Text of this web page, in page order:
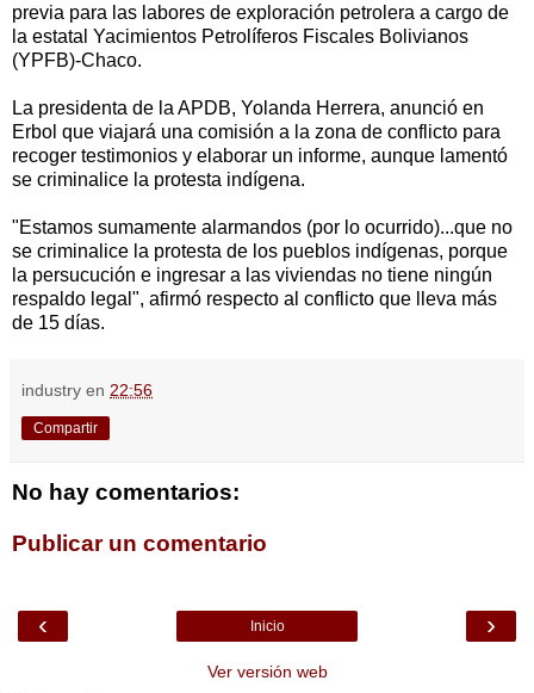
previa para las labores de exploración petrolera a cargo de
la estatal Yacimientos Petrolíferos Fiscales Bolivianos
(YPFB)-Chaco.
La presidenta de la APDB, Yolanda Herrera, anunció en
Erbol que viajará una comisión a la zona de conflicto para
recoger testimonios y elaborar un informe, aunque lamentó
se criminalice la protesta indígena.
"Estamos sumamente alarmandos (por lo ocurrido)...que no
se criminalice la protesta de los pueblos indígenas, porque
la persucución e ingresar a las viviendas no tiene ningún
respaldo legal", afirmó respecto al conflicto que lleva más
de 15 días.
industry en 22:56
Compartir
No hay comentarios:
Publicar un comentario
‹ ›
Inicio
Ver versión web